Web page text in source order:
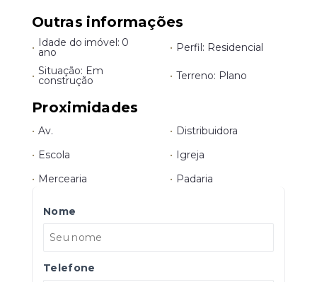
Outras informações
• Idade do imóvel: 0
ano • Perfil: Residencial
• Situação: Em
construção • Terreno: Plano
Proximidades
• Av. • Distribuidora
• Escola • Igreja
• Mercearia • Padaria
Nome
Telefone